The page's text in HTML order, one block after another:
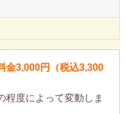
金3,000円（税込3,300
度によって変動しま